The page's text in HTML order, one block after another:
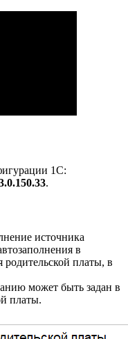
1С:
.
источника
в
родительской платы, в
может быть задан в
платы.